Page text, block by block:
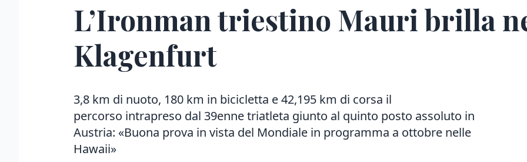
L’Ironman triestino Mauri brilla
Klagenfurt
3,8 km di nuoto, 180 km in bicicletta e 42,195 km di corsa il
percorso intrapreso dal 39enne triatleta giunto al quinto posto assoluto in
Austria: «Buona prova in vista del Mondiale in programma a ottobre nelle
Hawaii»